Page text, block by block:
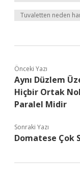
Tuvaletten neden
Önceki Yazı
Aynı Düzlem
Hiçbir Ortak
Paralel Midir
Sonraki Yazı
Domatese Çok